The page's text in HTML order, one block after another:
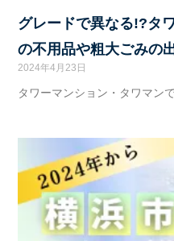
グレードで異なる!?タ
の不用品や粗大ごみの
2024年4月23日
タワーマンション・タワマン